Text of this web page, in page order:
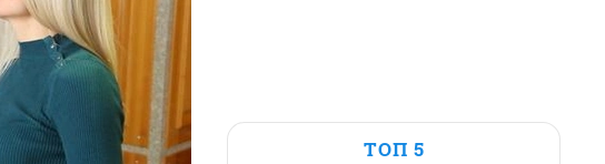
ТОП 5